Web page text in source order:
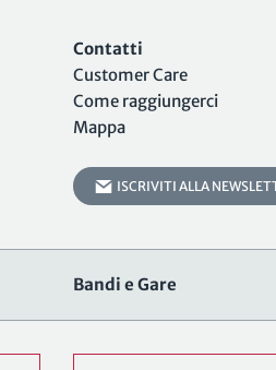
Contatti
Customer Care
Come raggiungerci
Mappa
ISCRIVITI ALLA
Bandi e Gare